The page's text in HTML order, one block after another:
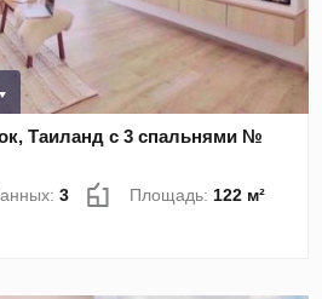
Таиланд с 3 спальнями №
3 Площадь: 122 м²